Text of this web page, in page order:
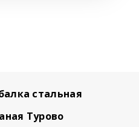
стальная
Турово